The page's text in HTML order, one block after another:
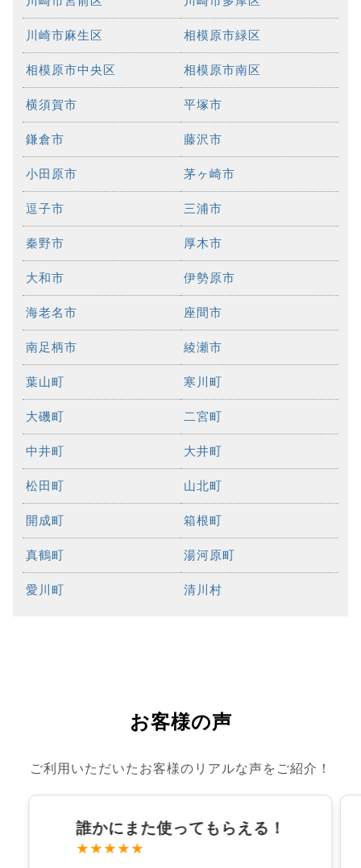
川崎市麻生区 相模原市緑区
相模原市中央区 相模原市南区
横須賀市 平塚市
鎌倉市 藤沢市
小田原市 茅ヶ崎市
逗子市 三浦市
秦野市 厚木市
大和市 伊勢原市
海老名市 座間市
南足柄市 綾瀬市
葉山町 寒川町
大磯町 二宮町
中井町 大井町
松田町 山北町
開成町 箱根町
真鶴町 湯河原町
愛川町 清川村
お客様の声
ご利用いただいたお客様のリアルな声をご紹介！
誰かにまた使ってもらえる！
★★★★★